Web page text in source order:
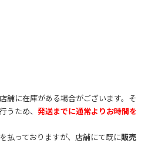
舗に在庫がある場合がございます。そ
うため、発送までに通常よりお時間を
払っておりますが、店舗にて既に販売